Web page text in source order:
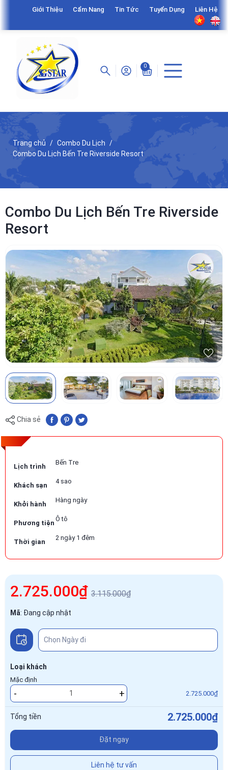
Giới Thiệu Cẩm Nang Tin Tức Tuyển Dụng Liên Hệ
0
Trang chủ
Combo Du Lịch
Combo Du Lịch Bến Tre Riverside Resort
Combo Du Lịch Bến Tre Riverside
Resort
Chia sẻ
Lịch trình
Bến Tre
Khách sạn
4 sao
Khởi hành
Hàng ngày
Phương tiện
Ô tô
Thời gian
2 ngày 1 đêm
2.725.000₫ 3.115.000₫
Mã: Đang cập nhật
Loại khách
Mặc định
- + 2.725.000₫
Tổng tiền 2.725.000₫
Đặt ngay
Liên hệ tư vấn